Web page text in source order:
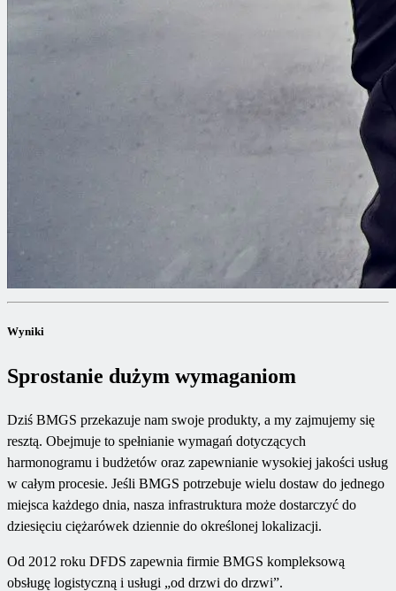
Wyniki
Sprostanie dużym wymaganiom
Dziś BMGS przekazuje nam swoje produkty, a my zajmujemy się
resztą. Obejmuje to spełnianie wymagań dotyczących
harmonogramu i budżetów oraz zapewnianie wysokiej jakości usług
w całym procesie. Jeśli BMGS potrzebuje wielu dostaw do jednego
miejsca każdego dnia, nasza infrastruktura może dostarczyć do
dziesięciu ciężarówek dziennie do określonej lokalizacji.
Od 2012 roku DFDS zapewnia firmie BMGS kompleksową
obsługę logistyczną i usługi „od drzwi do drzwi”.